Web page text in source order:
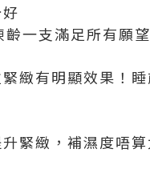
一支滿足所有願望
緻有明顯效果！
緊緻，補濕度唔算